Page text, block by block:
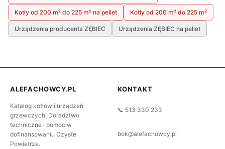
Kotły od 200 m² do 225 m² na pellet Kotły od 200 m² do 225 m²
Urządzenia producenta ZĘBIEC Urządzenia ZĘBIEC na pellet
ALEFACHOWCY.PL
Katalog kotłów i urządzeń
grzewczych. Doradztwo
techniczne i pomoc w
dofinansowaniu Czyste
Powietrze.
KONTAKT
📞 513 330 233
bok@alefachowcy.pl